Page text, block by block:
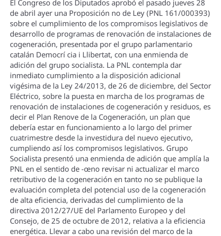
El Congreso de los Diputados aprobó el pasado jueves 28
de abril ayer una Proposición no de Ley (PNL 161/000393)
sobre el cumplimiento de los compromisos legislativos de
desarrollo de programas de renovación de instalaciones de
cogeneración, presentada por el grupo parlamentario
catalán Democrí cia i Llibertat, con una enmienda de
adición del grupo socialista. La PNL contempla dar
inmediato cumplimiento a la disposición adicional
vigésima de la Ley 24/2013, de 26 de diciembre, del Sector
Eléctrico, sobre la puesta en marcha de los programas de
renovación de instalaciones de cogeneración y residuos, es
decir el Plan Renove de la Cogeneración, un plan que
deberí­a estar en funcionamiento a lo largo del primer
cuatrimestre desde la investidura del nuevo ejecutivo,
cumpliendo así­ los compromisos legislativos. Grupo
Socialista presentó una enmienda de adición que amplí­a la
PNL en el sentido de -œno revisar ni actualizar el marco
retributivo de la cogeneración en tanto no se publique la
evaluación completa del potencial uso de la cogeneración
de alta eficiencia, derivadas del cumplimiento de la
directiva 2012/27/UE del Parlamento Europeo y del
Consejo, de 25 de octubre de 2012, relativa a la eficiencia
energética. Llevar a cabo una revisión del marco de la